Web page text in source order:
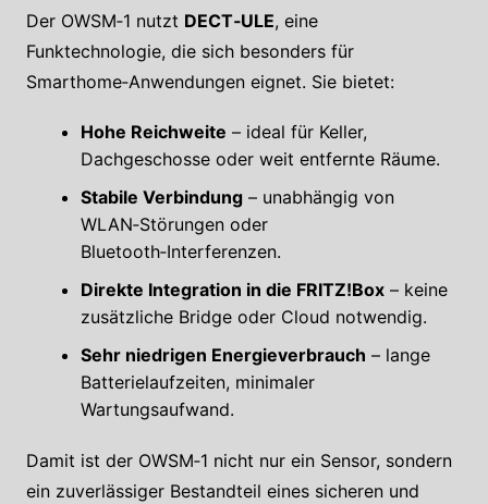
Der OWSM‑1 nutzt DECT‑ULE, eine
Funktechnologie, die sich besonders für
Smarthome‑Anwendungen eignet. Sie bietet:
Hohe Reichweite – ideal für Keller,
Dachgeschosse oder weit entfernte Räume.
Stabile Verbindung– unabhängig von
WLAN‑Störungen oder
Bluetooth‑Interferenzen.
Direkte Integration in die FRITZ!Box– keine
zusätzliche Bridge oder Cloud notwendig.
Sehr niedrigen Energieverbrauch – lange
Batterielaufzeiten, minimaler
Wartungsaufwand.
Damit ist der OWSM‑1 nicht nur ein Sensor, sondern
ein zuverlässiger Bestandteil eines sicheren und